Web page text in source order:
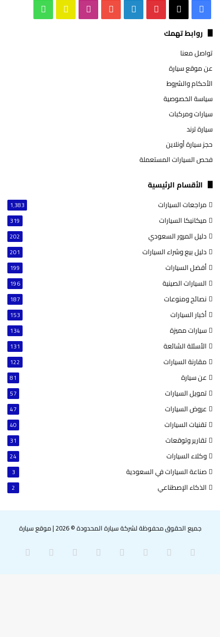
فيسبوك بينتيريست لينكدإن ‫YouTube انستقرام سناب
روابط تهمك
تواصل معنا
عن موقع سيارة
الأحكام والشروط
سياسة الخصوصية
سيارات ومركبات
سيارة ترند
حجز سيارة أونلاين
فحص السيارات المستعملة
الأقسام الرئيسية
مراجعات السيارات 1٬383
ميكانيكا السيارات 319
دليل المرور السعودي 202
دليل بيع وشراء السيارات 201
أفضل السيارات 199
السيارات الصينية 196
نصائح ومنوعات 187
أخبار السيارات 153
سيارات مميزة 134
الأسئلة الشائعة 131
مقارنة السيارات 122
عن سيارة 81
تمويل السيارات 57
عروض السيارات 47
تقنيات السيارات 40
تقارير وتوقعات 31
وكلاء السيارات 24
صناعة السيارات في السعودية 3
الذكاء الإصطناعي 2
جميع الحقوق محفوظة لشركة سيارة المحدودة © 2026 |موقع سيارة
فيسبوك بينتيريست لينكدإن ‫YouTube انستقرام سناب